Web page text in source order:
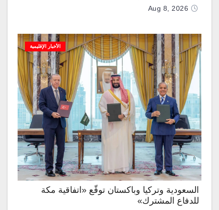
Aug 8, 2026
الأخبار الإقليمية
السعودية وتركيا وباكستان توقّع «اتفاقية مكة
للدفاع المشترك»